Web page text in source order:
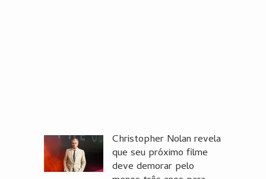
Christopher Nolan revela
que seu próximo filme
deve demorar pelo